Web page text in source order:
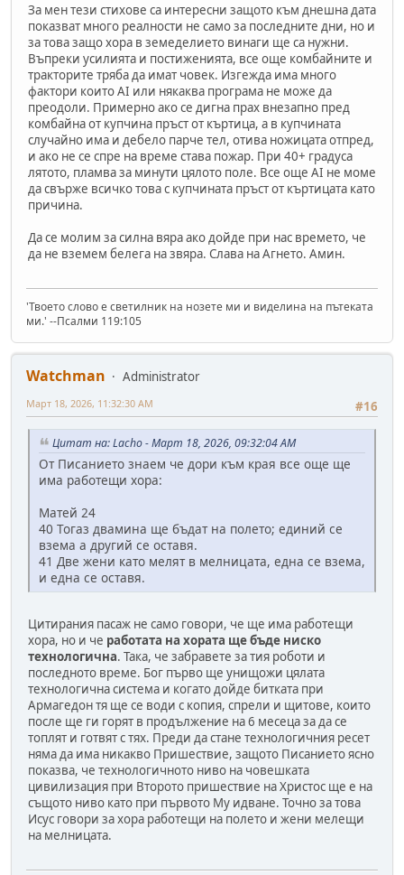
За мен тези стихове са интересни защото към днешна дата
показват много реалности не само за последните дни, но и
за това защо хора в земеделието винаги ще са нужни.
Въпреки усилията и постиженията, все още комбайните и
тракторите тряба да имат човек. Изгежда има много
фактори които AI или някаква програма не може да
преодоли. Примерно ако се дигна прах внезапно пред
комбайна от купчина пръст от къртица, а в купчината
случайно има и дебело парче тел, отива ножицата отпред,
и ако не се спре на време става пожар. При 40+ градуса
лятото, пламва за минути цялото поле. Все още AI не моме
да свърже всичко това с купчината пръст от къртицата като
причина.
Да се молим за силна вяра ако дойде при нас времето, че
да не вземем белега на звяра. Слава на Агнето. Амин.
'Твоето слово е светилник на нозете ми и виделина на пътеката
ми.' --Псалми 119:105
Watchman
Administrator
#16
Март 18, 2026, 11:32:30 AM
Цитат на: Lacho - Март 18, 2026, 09:32:04 AM
От Писанието знаем че дори към края все още ще
има работещи хора:
Матей 24
40 Тогаз двамина ще бъдат на полето; единий се
взема а другий се оставя.
41 Две жени като мелят в мелницата, една се взема,
и една се оставя.
Цитирания пасаж не само говори, че ще има работещи
хора, но и че работата на хората ще бъде ниско
технологична. Така, че забравете за тия роботи и
последното време. Бог първо ще унищожи цялата
технологична система и когато дойде битката при
Армагедон тя ще се води с копия, спрели и щитове, които
после ще ги горят в продължение на 6 месеца за да се
топлят и готвят с тях. Преди да стане технологичния ресет
няма да има никакво Пришествие, защото Писанието ясно
показва, че технологичното ниво на човешката
цивилизация при Второто пришествие на Христос ще е на
същото ниво като при първото Му идване. Точно за това
Исус говори за хора работещи на полето и жени мелещи
на мелницата.